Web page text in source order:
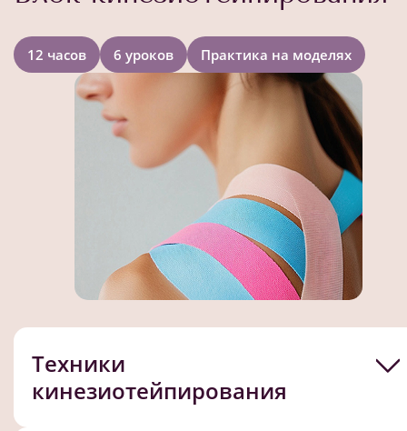
12 часов 6 уроков Практика на моделях
Техники
кинезиотейпирования